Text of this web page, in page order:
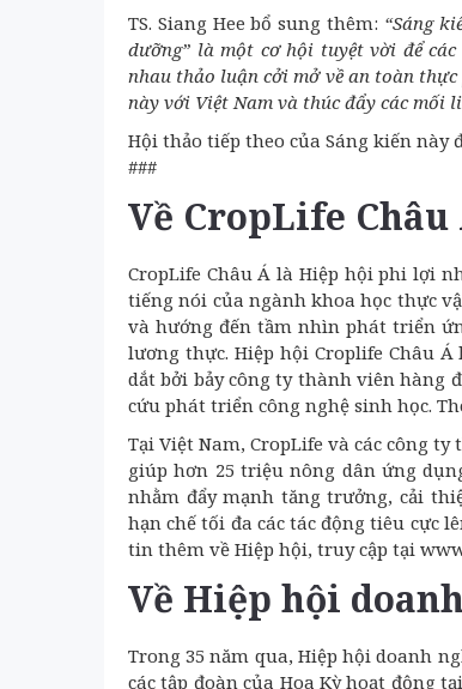
TS. Siang Hee bổ sung thêm: “Sáng
dưỡng” là một cơ hội tuyệt vời để
nhau thảo luận cởi mở về an toàn
này với Việt Nam và thúc đẩy các mối
Hội thảo tiếp theo của Sáng kiến này
###
Về CropLife Châu
CropLife Châu Á là Hiệp hội phi lợi
tiếng nói của ngành khoa học thực
và hướng đến tầm nhìn phát triển
lương thực. Hiệp hội Croplife Châu
dắt bởi bảy công ty thành viên hàng
cứu phát triển công nghệ sinh học.
Tại Việt Nam, CropLife và các công
giúp hơn 25 triệu nông dân ứng
nhằm đẩy mạnh tăng trưởng, cải
hạn chế tối đa các tác động tiêu cực
tin thêm về Hiệp hội, truy cập tại
Về Hiệp hội
Trong 35 năm qua, Hiệp hội doanh
các tập đoàn của Hoa Kỳ hoạt động